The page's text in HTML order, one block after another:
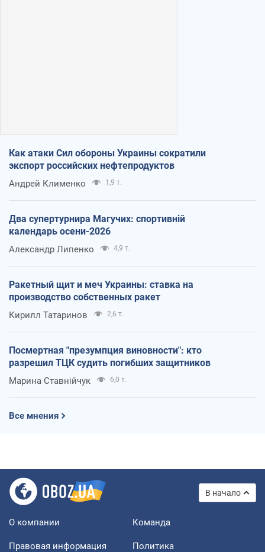
Как атаки Сил обороны Украины сократили
экспорт российских нефтепродуктов
Андрей Клименко 1,9 т.
Два супертурнира Магучих: спортивній
календарь осени-2026
Александр Липенко 4,9 т.
Ракетный щит и меч Украины: ставка на
производство собственных ракет
Кирилл Татаринов 2,6 т.
Посмертная "презумпция виновности": кто
разрешил ТЦК судить погибших защитников
Марина Ставнійчук 6,0 т.
Все мнения
В начало
О компании Команда
Правовая информация
Политика